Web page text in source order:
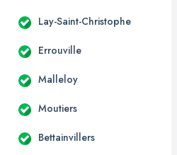
Lay-Saint-Christophe
Errouville
Malleloy
Moutiers
Bettainvillers